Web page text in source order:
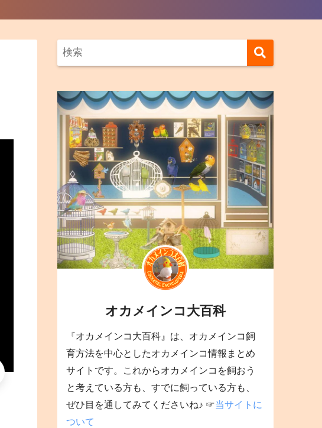
オカメインコ大百科
『オカメインコ大百科』は、オカメインコ飼
育方法を中心としたオカメインコ情報まとめ
サイトです。これからオカメインコを飼おう
と考えている方も、すでに飼っている方も、
ぜひ目を通してみてくださいね♪ ☞当サイトに
ついて